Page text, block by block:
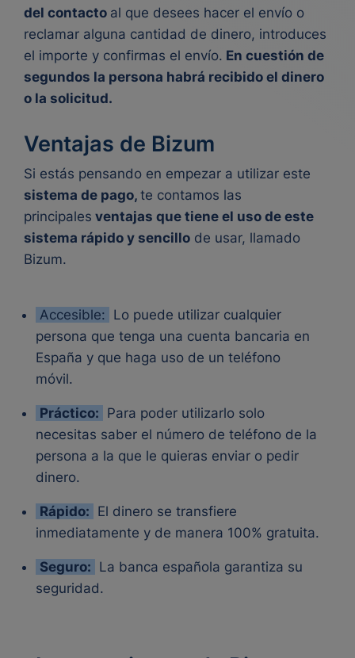
del contacto al que desees hacer el envío o
reclamar alguna cantidad de dinero, introduces
el importe y confirmas el envío. En cuestión de
segundos la persona habrá recibido el dinero
o la solicitud.
Ventajas de Bizum
Si estás pensando en empezar a utilizar este
sistema de pago, te contamos las
principales ventajas que tiene el uso de este
sistema rápido y sencillo de usar, llamado
Bizum.
Accesible:
Lo puede utilizar cualquier
persona que tenga una cuenta bancaria en
España y que haga uso de un teléfono
móvil.
Práctico: Para poder utilizarlo solo
necesitas saber el número de teléfono de la
persona a la que le quieras enviar o pedir
dinero.
Rápido: El dinero se transfiere
inmediatamente y de manera 100% gratuita.
Seguro: La banca española garantiza su
seguridad.